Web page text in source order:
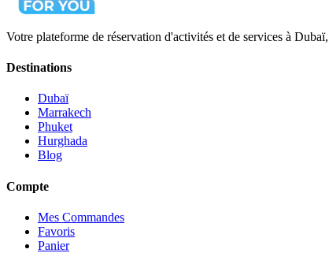
Votre plateforme de réservation d'activités et de services à
Destinations
Dubaï
Marrakech
Phuket
Hurghada
Blog
Compte
Mes Commandes
Favoris
Panier